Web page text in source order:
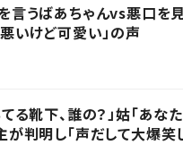
言うばあちゃんvs悪口
いけど可愛い」の声
る靴下、誰の？」姑「あ
判明し「声だして大爆笑